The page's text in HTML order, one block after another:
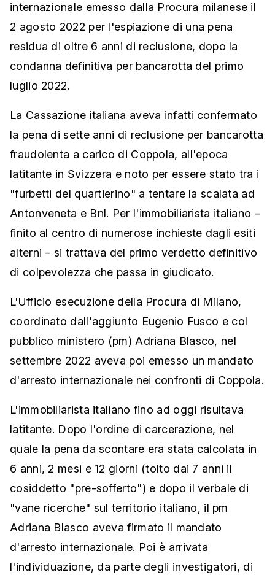
internazionale emesso dalla Procura milanese il
2 agosto 2022 per l'espiazione di una pena
residua di oltre 6 anni di reclusione, dopo la
condanna definitiva per bancarotta del primo
luglio 2022.
La Cassazione italiana aveva infatti confermato
la pena di sette anni di reclusione per bancarotta
fraudolenta a carico di Coppola, all'epoca
latitante in Svizzera e noto per essere stato tra i
"furbetti del quartierino" a tentare la scalata ad
Antonveneta e Bnl. Per l'immobiliarista italiano –
finito al centro di numerose inchieste dagli esiti
alterni – si trattava del primo verdetto definitivo
di colpevolezza che passa in giudicato.
L'Ufficio esecuzione della Procura di Milano,
coordinato dall'aggiunto Eugenio Fusco e col
pubblico ministero (pm) Adriana Blasco, nel
settembre 2022 aveva poi emesso un mandato
d'arresto internazionale nei confronti di Coppola.
L'immobiliarista italiano fino ad oggi risultava
latitante. Dopo l'ordine di carcerazione, nel
quale la pena da scontare era stata calcolata in
6 anni, 2 mesi e 12 giorni (tolto dai 7 anni il
cosiddetto "pre-sofferto") e dopo il verbale di
"vane ricerche" sul territorio italiano, il pm
Adriana Blasco aveva firmato il mandato
d'arresto internazionale. Poi è arrivata
l'individuazione, da parte degli investigatori, di